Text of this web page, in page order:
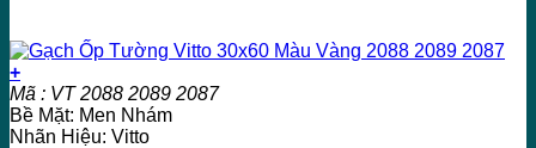
+
Mã : VT 2088 2089 2087
Bề Mặt: Men Nhám
Nhãn Hiệu: Vitto